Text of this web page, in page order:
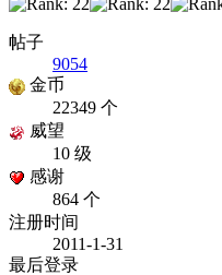
帖子
9054
金币
22349 个
威望
10 级
感谢
864 个
注册时间
2011-1-31
最后登录